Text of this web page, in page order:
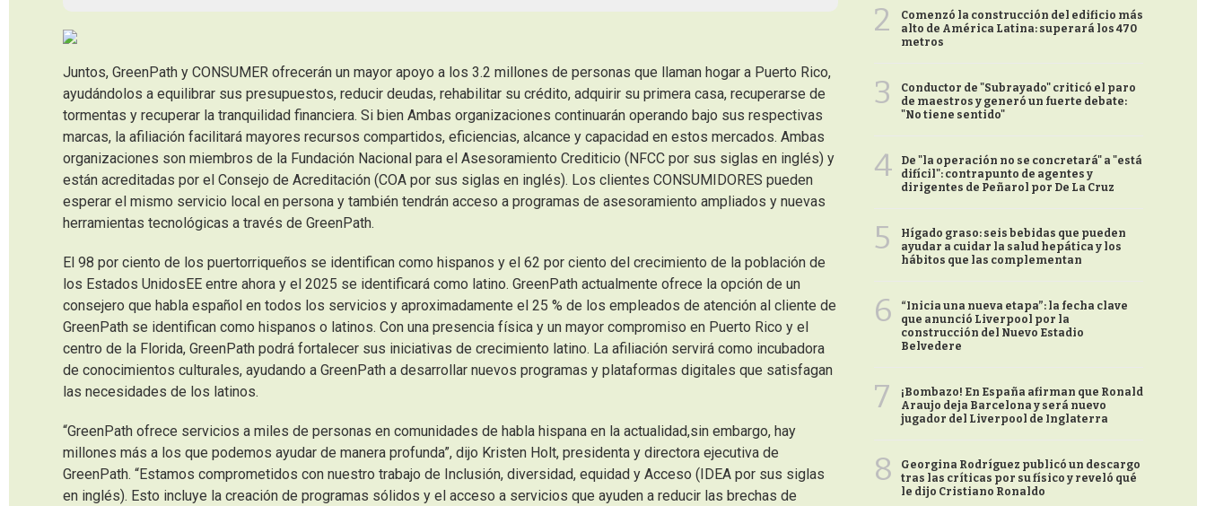
Juntos, GreenPath y CONSUMER ofrecerán un mayor apoyo a los 3.2 millones de personas que llaman hogar a Puerto Rico,
ayudándolos a equilibrar sus presupuestos, reducir deudas, rehabilitar su crédito, adquirir su primera casa, recuperarse de
tormentas y recuperar la tranquilidad financiera. Si bien Ambas organizaciones continuarán operando bajo sus respectivas
marcas, la afiliación facilitará mayores recursos compartidos, eficiencias, alcance y capacidad en estos mercados. Ambas
organizaciones son miembros de la Fundación Nacional para el Asesoramiento Crediticio (NFCC por sus siglas en inglés) y
están acreditadas por el Consejo de Acreditación (COA por sus siglas en inglés). Los clientes CONSUMIDORES pueden
esperar el mismo servicio local en persona y también tendrán acceso a programas de asesoramiento ampliados y nuevas
herramientas tecnológicas a través de GreenPath.
El 98 por ciento de los puertorriqueños se identifican como hispanos y el 62 por ciento del crecimiento de la población de
los Estados UnidosEE entre ahora y el 2025 se identificará como latino. GreenPath actualmente ofrece la opción de un
consejero que habla español en todos los servicios y aproximadamente el 25 % de los empleados de atención al cliente de
GreenPath se identifican como hispanos o latinos. Con una presencia física y un mayor compromiso en Puerto Rico y el
centro de la Florida, GreenPath podrá fortalecer sus iniciativas de crecimiento latino. La afiliación servirá como incubadora
de conocimientos culturales, ayudando a GreenPath a desarrollar nuevos programas y plataformas digitales que satisfagan
las necesidades de los latinos.
“GreenPath ofrece servicios a miles de personas en comunidades de habla hispana en la actualidad,sin embargo, hay
millones más a los que podemos ayudar de manera profunda”, dijo Kristen Holt, presidenta y directora ejecutiva de
GreenPath. “Estamos comprometidos con nuestro trabajo de Inclusión, diversidad, equidad y Acceso (IDEA por sus siglas
en inglés). Esto incluye la creación de programas sólidos y el acceso a servicios que ayuden a reducir las brechas de
2
Comenzó la construcción del edificio más
alto de América Latina: superará los 470
metros
3
Conductor de "Subrayado" criticó el paro
de maestros y generó un fuerte debate:
"No tiene sentido"
4
De "la operación no se concretará" a "está
difícil": contrapunto de agentes y
dirigentes de Peñarol por De La Cruz
5
Hígado graso: seis bebidas que pueden
ayudar a cuidar la salud hepática y los
hábitos que las complementan
6
“Inicia una nueva etapa”: la fecha clave
que anunció Liverpool por la
construcción del Nuevo Estadio
Belvedere
7
¡Bombazo! En España afirman que Ronald
Araujo deja Barcelona y será nuevo
jugador del Liverpool de Inglaterra
8
Georgina Rodríguez publicó un descargo
tras las críticas por su físico y reveló qué
le dijo Cristiano Ronaldo